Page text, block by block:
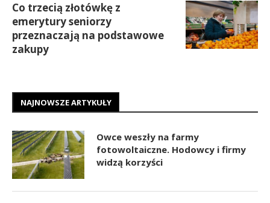
Co trzecią złotówkę z
emerytury seniorzy
przeznaczają na podstawowe
zakupy
NAJNOWSZE ARTYKUŁY
Owce weszły na farmy
fotowoltaiczne. Hodowcy i firmy
widzą korzyści